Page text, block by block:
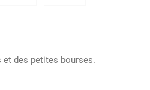
et des petites bourses.